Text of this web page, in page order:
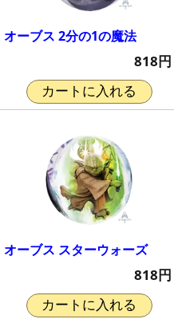
オーブス 2分の1の魔法
818円
カートに入れる
オーブス スターウォーズ
818円
カートに入れる